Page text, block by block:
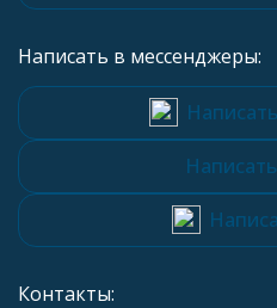
Написать в мессенджеры:
Контакты: